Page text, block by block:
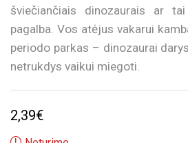
šviečiančiais dinozaurais ar
pagalba. Vos atėjus vakarui
periodo parkas – dinozaurai
netrukdys vaikui miegoti.
2,39€